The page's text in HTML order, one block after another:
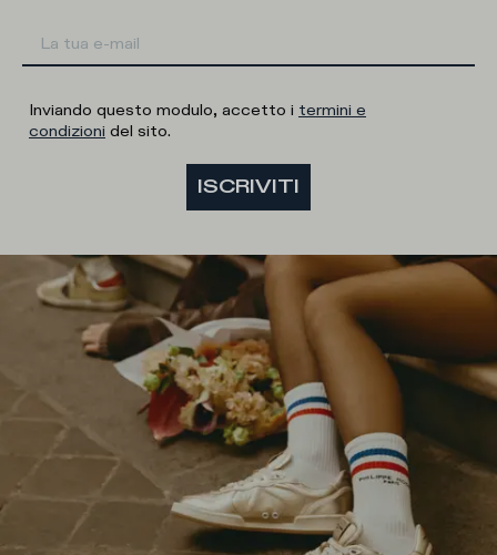
Inviando questo modulo, accetto i termini e
condizioni del sito.
ISCRIVITI